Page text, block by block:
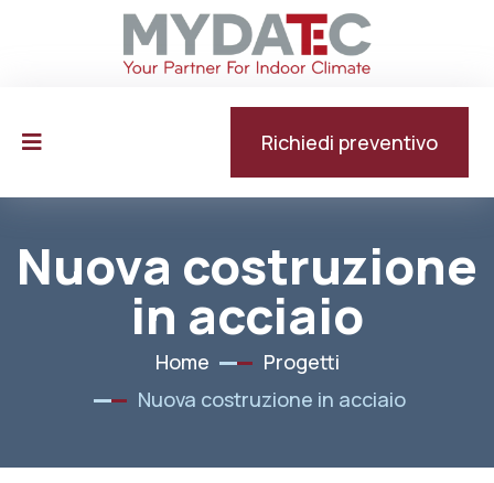
Richiedi preventivo
Nuova costruzione
in acciaio
Home
Progetti
Nuova costruzione in acciaio